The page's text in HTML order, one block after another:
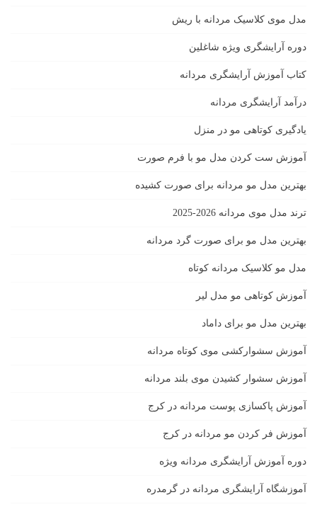
مدل موی کلاسیک مردانه با ریش
دوره آرایشگری ویژه شاغلین
کتاب آموزش آرایشگری مردانه
درآمد آرایشگری مردانه
یادگیری كوتاهى مو در منزل
آموزش ست كردن مدل مو با فرم صورت
بهترین مدل مو مردانه برای صورت کشیده
ترند مدل موی مردانه 2026-2025
بهترين مدل مو براى صورت گرد مردانه
مدل مو کلاسیک مردانه کوتاه
آموزش کوتاهی مو مدل لیر
بهترین مدل مو برای داماد
آموزش سشوارکشی موی کوتاه مردانه
آموزش سشوار کشیدن موی بلند مردانه
آموزش پاکسازی پوست مردانه در کرج
آموزش فر کردن مو مردانه در کرج
دوره آموزش آرایشگری مردانه ویژه
آموزشگاه آرایشگری مردانه در گرمدره